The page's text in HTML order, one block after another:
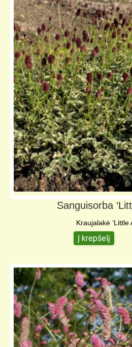
Sanguisorba
Kraujalakė ‘Little
3,00€
Į krepšelį